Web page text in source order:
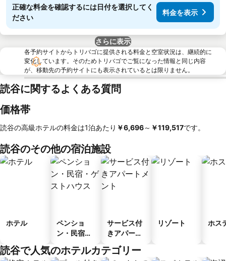
正確な料金を確認するには日付を選択してく
ださい
料金を表示
さらに表示
各予約サイトからトリバゴに提供される料金と空室状況は、継続的に
変化しています。そのためトリバゴでご覧になった情報と同じ内容
が、移動先の予約サイトにも表示されているとは限りません。
読谷に関するよくある質問
価格帯
読谷の高級ホテルの料金は1泊あたり ‎￥6,696～ ‎￥119,517です。
読谷のその他の宿泊施設
ホテル
ペンショ
ン・民宿・
ス
サービス付
きアパート
リゾート ホス
読谷で人気のホテルカテゴリー